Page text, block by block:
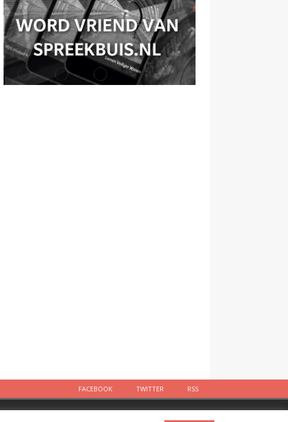
FACEBOOK TWITTER RSS